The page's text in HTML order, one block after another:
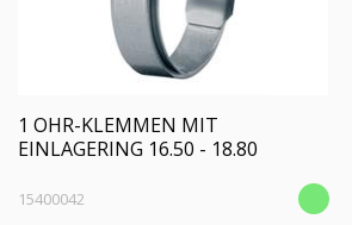
1 OHR-KLEMMEN MIT
EINLAGERING 16.50 - 18.80
15400042